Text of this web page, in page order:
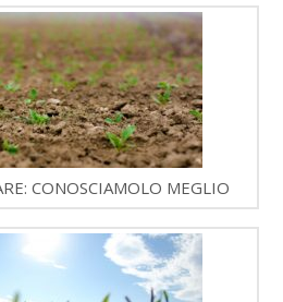
CONOSCIAMOLO MEGLIO